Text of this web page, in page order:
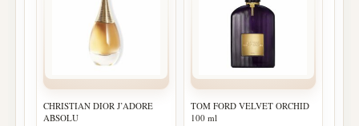
CHRISTIAN DIOR J’ADORE
ABSOLU
TOM FORD VELVET ORCHID
100 ml